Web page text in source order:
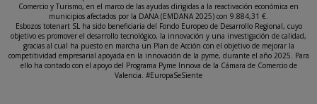
Comercio y Turismo, en el marco de las ayudas dirigidas a la reactivación económica en
municipios afectados por la DANA (EMDANA 2025) con 9.884,31 €.
Esbozos totenart SL ha sido beneficiaria del Fondo Europeo de Desarrollo Regional, cuyo
objetivo es promover el desarrollo tecnológico, la innovación y una investigación de calidad,
gracias al cual ha puesto en marcha un Plan de Acción con el objetivo de mejorar la
competitividad empresarial apoyada en la innovación de la pyme, durante el año 2025. Para
ello ha contado con el apoyo del Programa Pyme Innova de la Cámara de Comercio de
Valencia. #EuropaSeSiente